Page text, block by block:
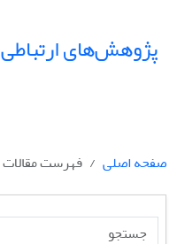
پژوهش‌های ارتباطی
صفحه اصلی
فهرست مقالات